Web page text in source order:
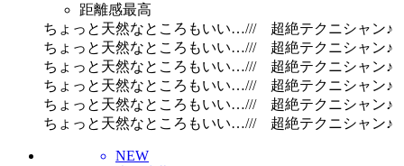
距離感最高
ちょっと天然なところもいい…/// 超絶テクニシャン♪
ちょっと天然なところもいい…/// 超絶テクニシャン♪
ちょっと天然なところもいい…/// 超絶テクニシャン♪
ちょっと天然なところもいい…/// 超絶テクニシャン♪
ちょっと天然なところもいい…/// 超絶テクニシャン♪
ちょっと天然なところもいい…/// 超絶テクニシャン♪
NEW